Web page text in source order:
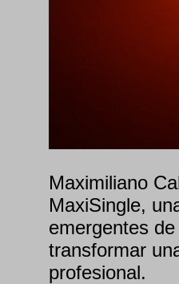
Maximiliano
MaxiSingle,
emergentes
transformar
profesional.